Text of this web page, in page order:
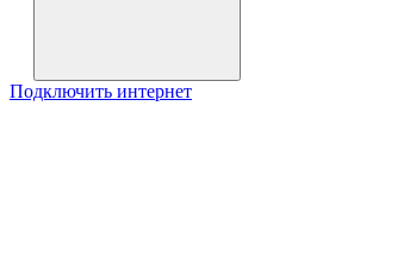
Подключить интернет